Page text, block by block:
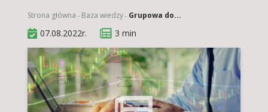
Strona główna Baza wiedzy Grupowa do...
07.08.2022r. 3 min